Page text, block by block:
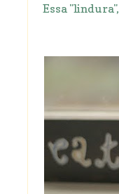
Essa